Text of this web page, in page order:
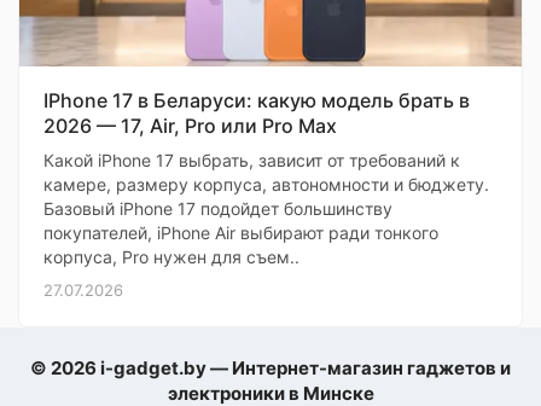
IPhone 17 в Беларуси: какую модель брать в
2026 — 17, Air, Pro или Pro Max
Какой iPhone 17 выбрать, зависит от требований к
камере, размеру корпуса, автономности и бюджету.
Базовый iPhone 17 подойдет большинству
покупателей, iPhone Air выбирают ради тонкого
корпуса, Pro нужен для съем..
27.07.2026
© 2026 i-gadget.by — Интернет-магазин гаджетов и
электроники в Минске